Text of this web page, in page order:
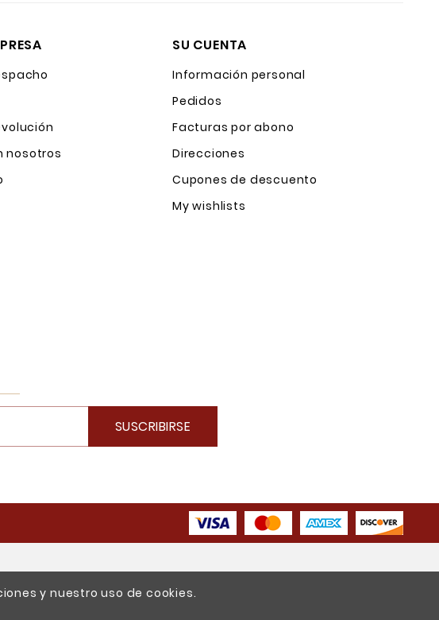
y nuestro uso de cookies.
nosotros
SU CUENTA
Información personal
Pedidos
Facturas por abono
Direcciones
Cupones de descuento
My wishlists
SUSCRIBIRSE